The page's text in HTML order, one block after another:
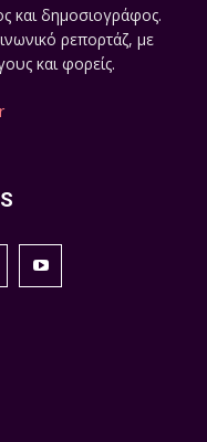
και δημοσιογράφος.
ρεπορτάζ, με
και φορείς.